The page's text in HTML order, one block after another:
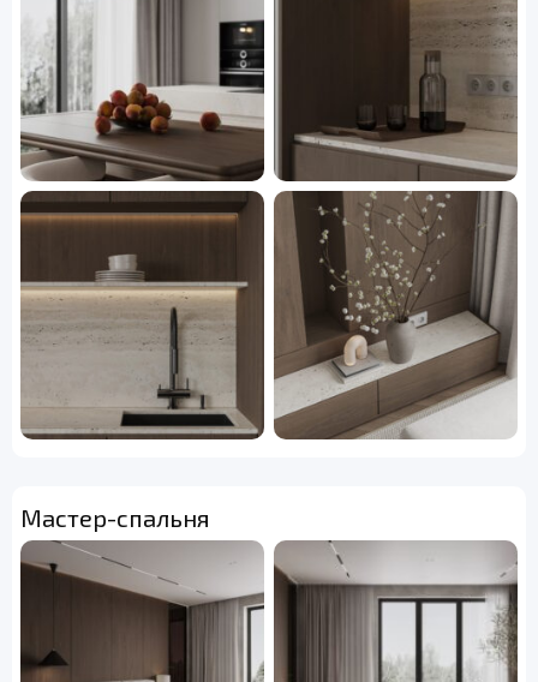
Мастер-спальня